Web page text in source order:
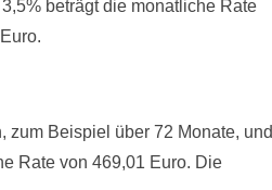
beträgt die monatliche Rate
zum Beispiel über 72 Monate, und
Rate von 469,01 Euro. Die